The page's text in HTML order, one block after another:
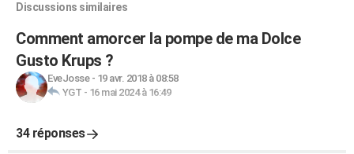
Discussions similaires
Comment amorcer la pompe de ma Dolce
Gusto Krups ?
EveJosse- 19 avr. 2018 à 08:58
YGT - 16 mai 2024 à 16:49
34 réponses